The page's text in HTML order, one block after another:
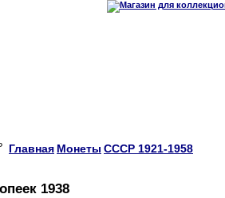
Главная Монеты СССР 1921-1958
1938